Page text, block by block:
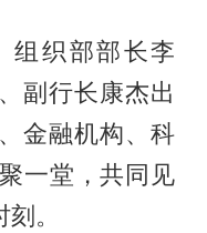
组织部部长李
副行长康杰出
金融机构、科
一堂，共同见
。